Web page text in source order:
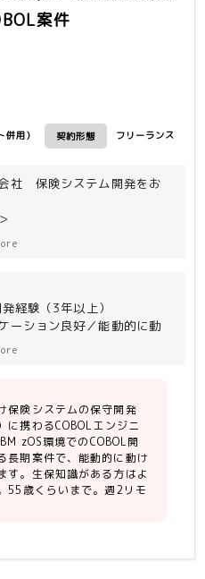
案件
用） 契約形態 フリーランス
社 保険システム開発をお
発経験（3年以上）
ーション良好／能動的に動
、JCL
※あればベターなスキル
保険システムの保守開発
に携わるCOBOLエンジニ
zOS環境でのCOBOL開
長期案件で、能動的に動け
す。生保知識がある方はよ
55歳くらいまで。週2リモ